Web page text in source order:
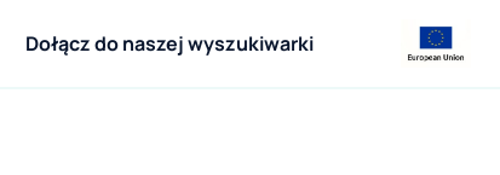
Dołącz do naszej wyszukiwarki